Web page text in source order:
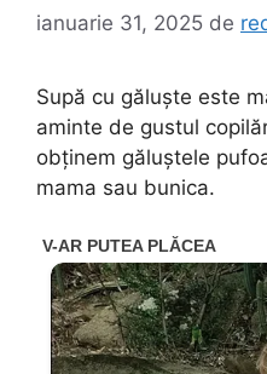
ianuarie 31, 2025 de
Supă cu găluște este
aminte de gustul
obținem găluștele
mama sau bunica.